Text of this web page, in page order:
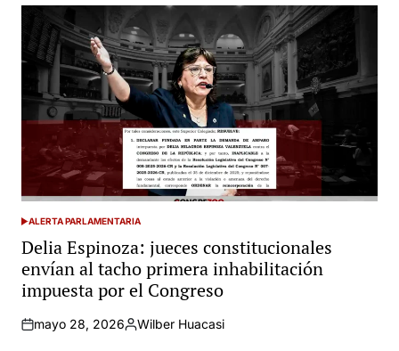
POSTED
IN
ALERTA PARLAMENTARIA
Delia Espinoza: jueces constitucionales
envían al tacho primera inhabilitación
impuesta por el Congreso
mayo 28, 2026
Posted
Wilber Huacasi